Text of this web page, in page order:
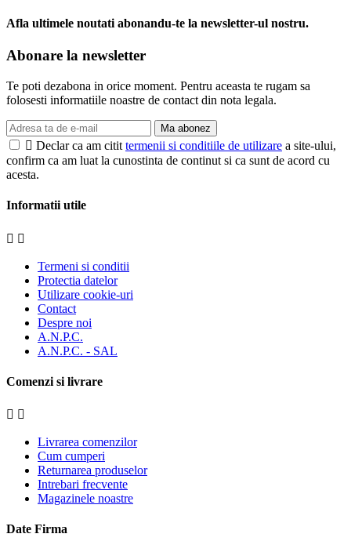
Afla ultimele noutati abonandu-te la newsletter-ul nostru.
Abonare la newsletter
Te poti dezabona in orice moment. Pentru aceasta te rugam sa
folosesti informatiile noastre de contact din nota legala.
Ma abonez
 Declar ca am citit termenii si conditiile de utilizare a site-ului,
confirm ca am luat la cunostinta de continut si ca sunt de acord cu
acesta.
Informatii utile
 
Termeni si conditii
Protectia datelor
Utilizare cookie-uri
Contact
Despre noi
A.N.P.C.
A.N.P.C. - SAL
Comenzi si livrare
 
Livrarea comenzilor
Cum cumperi
Returnarea produselor
Intrebari frecvente
Magazinele noastre
Date Firma